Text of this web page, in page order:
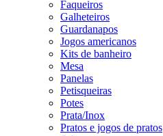
Faqueiros
Galheteiros
Guardanapos
Jogos americanos
Kits de banheiro
Mesa
Panelas
Petisqueiras
Potes
Prata/Inox
Pratos e jogos de pratos